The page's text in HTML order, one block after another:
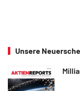
Unsere